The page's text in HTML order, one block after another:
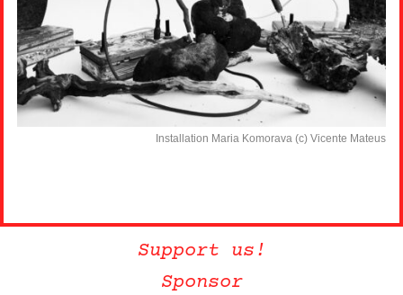
Installation Maria Komorava (c) Vicente Mateus
Support us!
Sponsor